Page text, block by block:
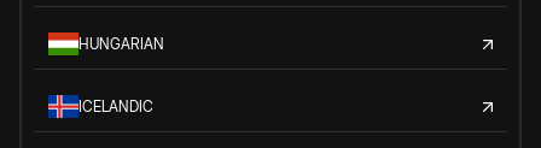
HUNGARIAN
ICELANDIC